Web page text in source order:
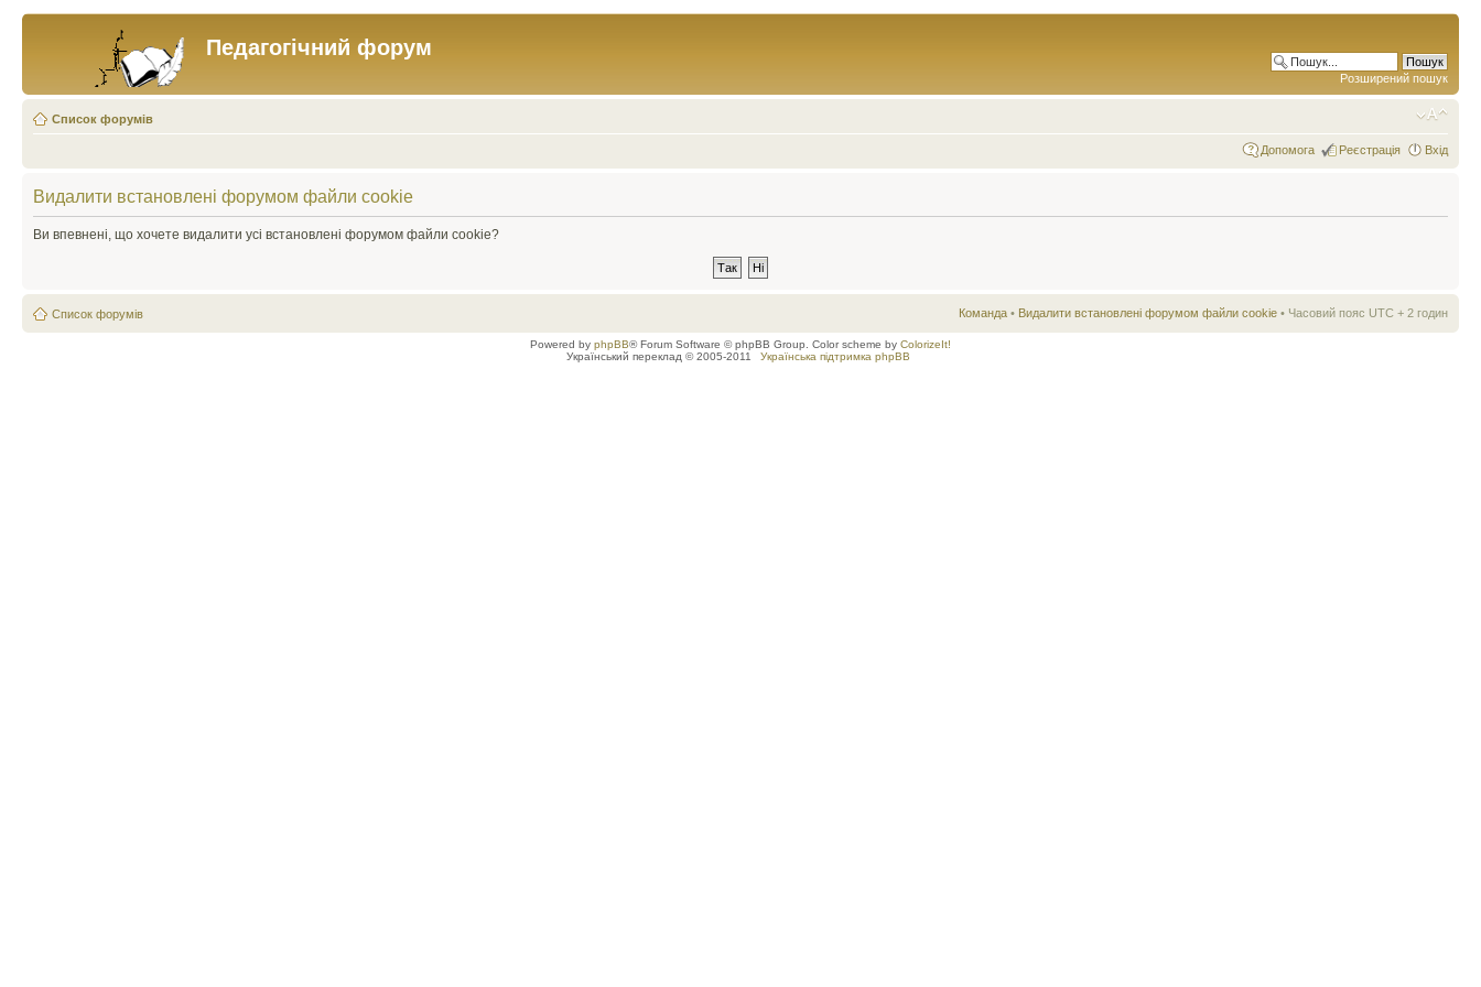
Педагогічний форум
Розширений пошук
Список форумів
Допомога Реєстрація Вхід
Видалити встановлені форумом файли cookie
Ви впевнені, що хочете видалити усі встановлені форумом файли cookie?
Список форумів Команда • Видалити встановлені форумом файли cookie • Часовий пояс UTC + 2 годин
Powered by phpBB® Forum Software © phpBB Group. Color scheme by ColorizeIt!
Український переклад © 2005-2011
Українська підтримка phpBB